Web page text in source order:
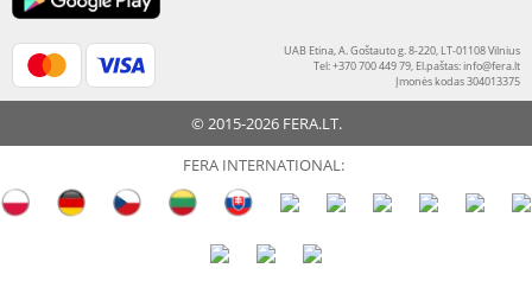
UAB Etina, A. Goštauto g. 8-220, LT-01108 Vilnius
Tel: +370 700 449 79, El.paštas:info@fera.lt
Įmonės kodas 304013375
© 2015-2026 FERA.LT.
FERA INTERNATIONAL: